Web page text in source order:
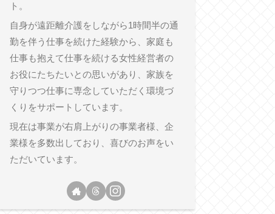
ト。
自身が遠距離介護をしながら1時間半の通
勤を伴う仕事を続けた経験から、家庭も
仕事も抱えて仕事を続ける女性経営者の
お役にたちたいとの思いがあり、家族を
守りつつ仕事に専念していただく環境づ
くりをサポートしています。
現在は事業が右肩上がりの事業者様、企
業様を多数出しており、喜びのお声をい
ただいています。